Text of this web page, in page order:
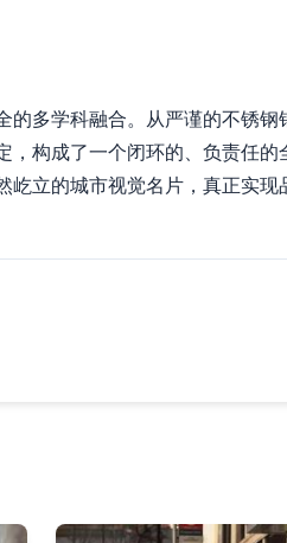
的多学科融合。从严谨的不锈钢
，构成了一个闭环的、负责任的
屹立的城市视觉名片，真正实现